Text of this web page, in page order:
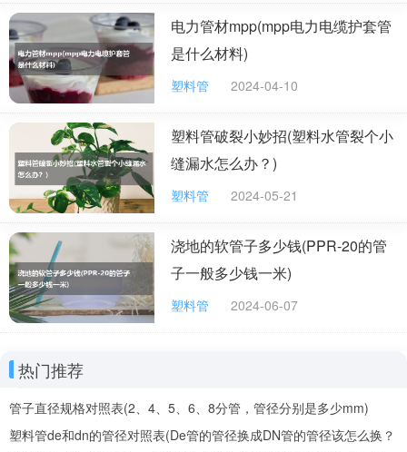
电力管材mpp(mpp电力电缆护套管
是什么材料)
塑料管 2024-04-10
塑料管破裂小妙招(塑料水管裂个小
缝漏水怎么办？)
塑料管 2024-05-21
浇地的软管子多少钱(PPR-20的管
子一般多少钱一米)
塑料管 2024-06-07
热门推荐
管子直径规格对照表(2、4、5、6、8分管，管径分别是多少mm)
塑料管de和dn的管径对照表(De管的管径换成DN管的管径该怎么换？